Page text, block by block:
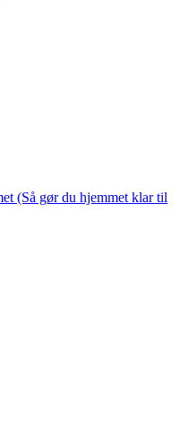
(Så gør du hjemmet klar til